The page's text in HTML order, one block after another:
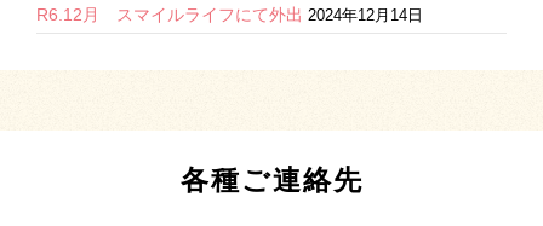
R6.12月 スマイルライフにて外出 2024年12月14日
各種ご連絡先